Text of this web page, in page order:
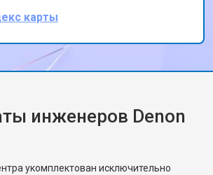
Мои наушники теперь
новые. Спасибо за ваш
карты
инженеров Denon
укомплектован исключительно